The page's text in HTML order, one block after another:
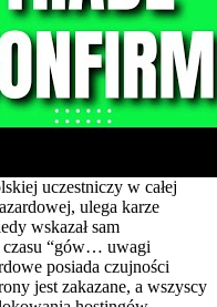
uczestniczy w całej
ulega karze
wskazał sam
czasu “gów… uwagi
posiada czujności
jest zakazane, a wszyscy